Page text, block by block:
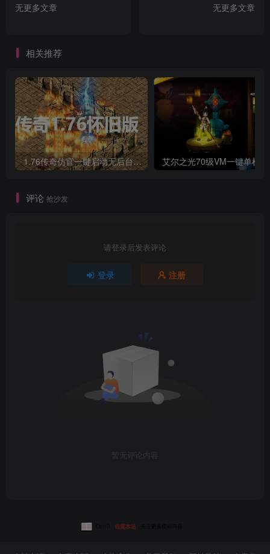
无更多文章
无更多文章
相关推荐
1.76传奇仿官一键启动无后台和辅助究极肝传奇
评论 抢沙发
请登录后发表评论
登录 注册
暂无评论内容